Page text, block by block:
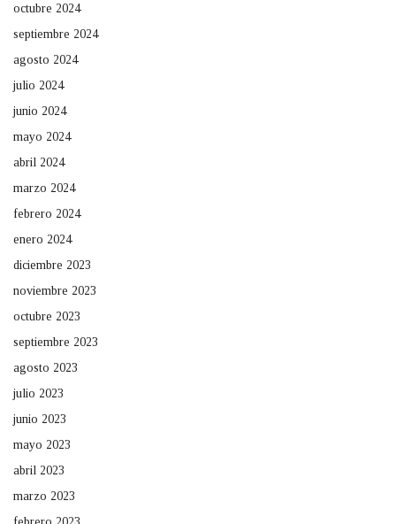
octubre 2024
septiembre 2024
agosto 2024
julio 2024
junio 2024
mayo 2024
abril 2024
marzo 2024
febrero 2024
enero 2024
diciembre 2023
noviembre 2023
octubre 2023
septiembre 2023
agosto 2023
julio 2023
junio 2023
mayo 2023
abril 2023
marzo 2023